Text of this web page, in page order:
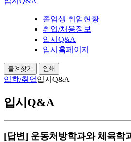
졸업생 취업현황
취업/채용정보
입시Q&A
입시홈페이지
즐겨찾기 인쇄
입학/취업입시Q&A
입시Q&A
[답변] 운동처방학과와 체육학